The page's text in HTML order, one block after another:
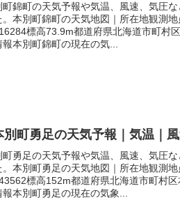
錦町の天気予報や気温、風速、気圧な
。本別町錦町の天気地図｜所在地観測
標高73.9m都道府県北海道市町村
本別町錦町の現在の気...
別町勇足の天気予報｜気温｜
勇足の天気予報や気温、風速、気圧な
。本別町勇足の天気地図｜所在地観測
標高152m都道府県北海道市町村
報本別町勇足の現在の気象...